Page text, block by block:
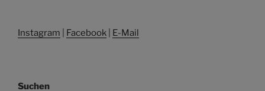
Instagram Facebook E-Mail
Suchen